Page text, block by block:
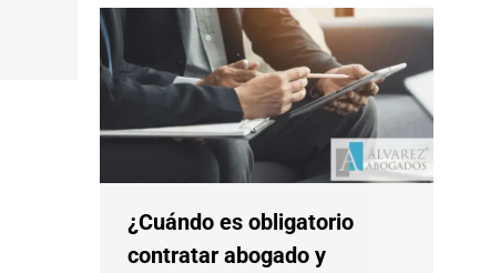
¿Cuándo es obligatorio
contratar abogado y